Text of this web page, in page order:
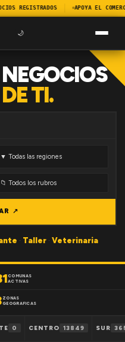
REGISTRADOS APOYA EL
🌙
TI.
↗
· Taller · Veterinaria
COMUNAS
ACTIVAS
ZONAS
GEOGRAFICAS
0 CENTRO 13849 SUR